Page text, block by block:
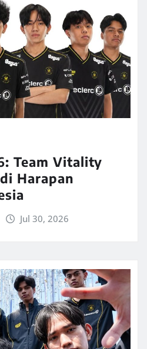
Team Vitality
Harapan
Jul 30, 2026